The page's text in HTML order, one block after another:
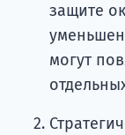
защите
могут